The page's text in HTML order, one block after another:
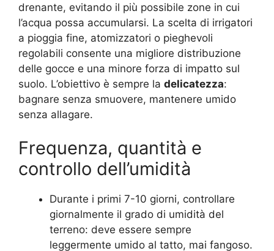
drenante, evitando il più possibile zone in cui
l’acqua possa accumularsi. La scelta di irrigatori
a pioggia fine, atomizzatori o pieghevoli
regolabili consente una migliore distribuzione
delle gocce e una minore forza di impatto sul
suolo. L’obiettivo è sempre la delicatezza:
bagnare senza smuovere, mantenere umido
senza allagare.
Frequenza, quantità e
controllo dell’umidità
Durante i primi 7-10 giorni, controllare
giornalmente il grado di umidità del
terreno: deve essere sempre
leggermente umido al tatto, mai fangoso.